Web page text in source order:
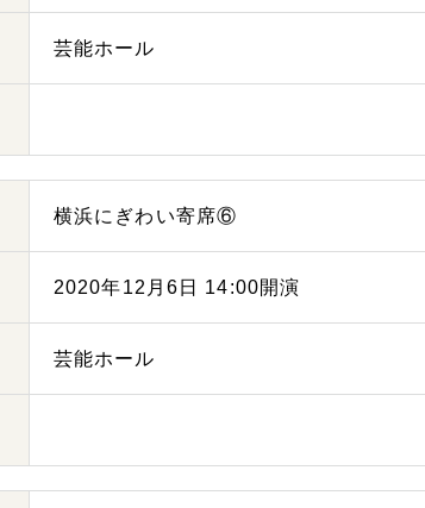
芸能ホール
横浜にぎわい寄席⑥
2020年12月6日 14:00開演
芸能ホール